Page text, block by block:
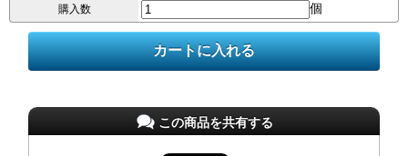
購入数 個
この商品を共有する